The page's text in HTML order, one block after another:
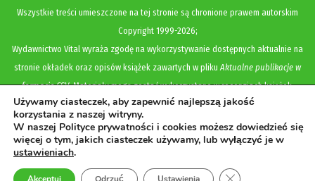
Wszystkie treści umieszczone na tej stronie są chronione prawem autorskim
Copyright1999-2026;
Wydawnictwo Vital wyraża zgodę na wykorzystywanie dostępnych aktualnie na
stronie okładek oraz opisów książek zawartych w pliku Aktualne publikacje w
formacie CSV. Materiały mogą zostać wykorzystane w recenzjach książek,
katalogach internetowych, bibliotecznych (OPAC) oraz materiałach promujących
legalną dystrybucję książek. Usunięcie materiału z ww. strony internetowej,
równoznaczne jest z cofnięciem udzielonej zgody.
Używamy ciasteczek, aby zapewnić najlepszą jakość
korzystania z naszej witryny.
W naszej Polityce prywatności i cookies możesz dowiedzieć się
więcej o tym, jakich ciasteczek używamy, lub wyłączyć je w
ustawieniach.
Zamknij panel